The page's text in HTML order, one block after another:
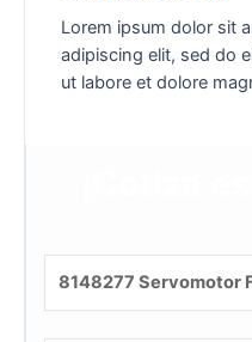
Lorem ipsum dolor sit
adipiscing elit, sed do
ut labore et dolore